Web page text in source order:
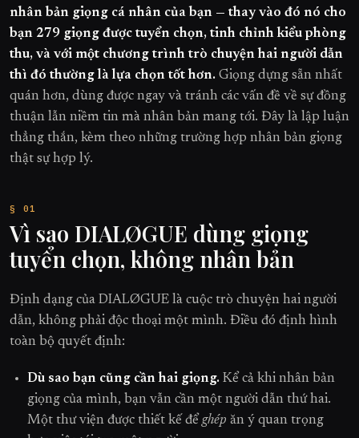
nhân bản giọng cá nhân của bạn — thay vào đó nó cho
bạn 279 giọng được tuyển chọn, tinh chỉnh kiểu phòng
thu, và với một chương trình trò chuyện hai người dẫn
thì đó thường là lựa chọn tốt hơn. Giọng dựng sẵn nhất
quán hơn, dùng được ngay và tránh các vấn đề về sự đồng
thuận lẫn niềm tin mà nhân bản mang tới. Đây là lập luận
thẳng thắn, kèm theo những trường hợp nhân bản giọng
thật sự hợp lý.
Vì sao DIALØGUE dùng giọng
tuyển chọn, không nhân bản
Định dạng của DIALØGUE là cuộc trò chuyện hai người
dẫn, không phải độc thoại một mình. Điều đó định hình
toàn bộ quyết định:
Dù sao bạn cũng cần hai giọng. Kể cả khi nhân bản
giọng của mình, bạn vẫn cần một người dẫn thứ hai.
Một thư viện được thiết kế đểghép ăn ý quan trọng